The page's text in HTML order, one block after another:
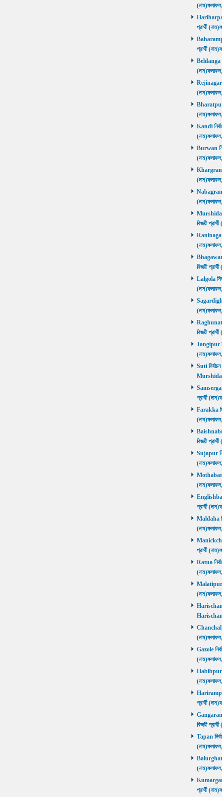
প্রার্থী
প্রার্থী
Beldanga
Rejinagar
Bharatpur
Kandi
Burwan
Khargram
Nabagram
বিজয়ী
Raninagar
বিজয়ী
Lalgola
Sagardighi
বিজয়ী
Jangipur
Suti
প্রার্থী
Farakka
বিজয়ী
Sujapur
Mothabari
প্রার্থী
Maldaha
প্রার্থী
Ratua
Malatipur
Chanchal
Gazole
Habibpur
প্রার্থী
বিজয়ী
Tapan
Balurghat
Kumarganj
প্রার্থী